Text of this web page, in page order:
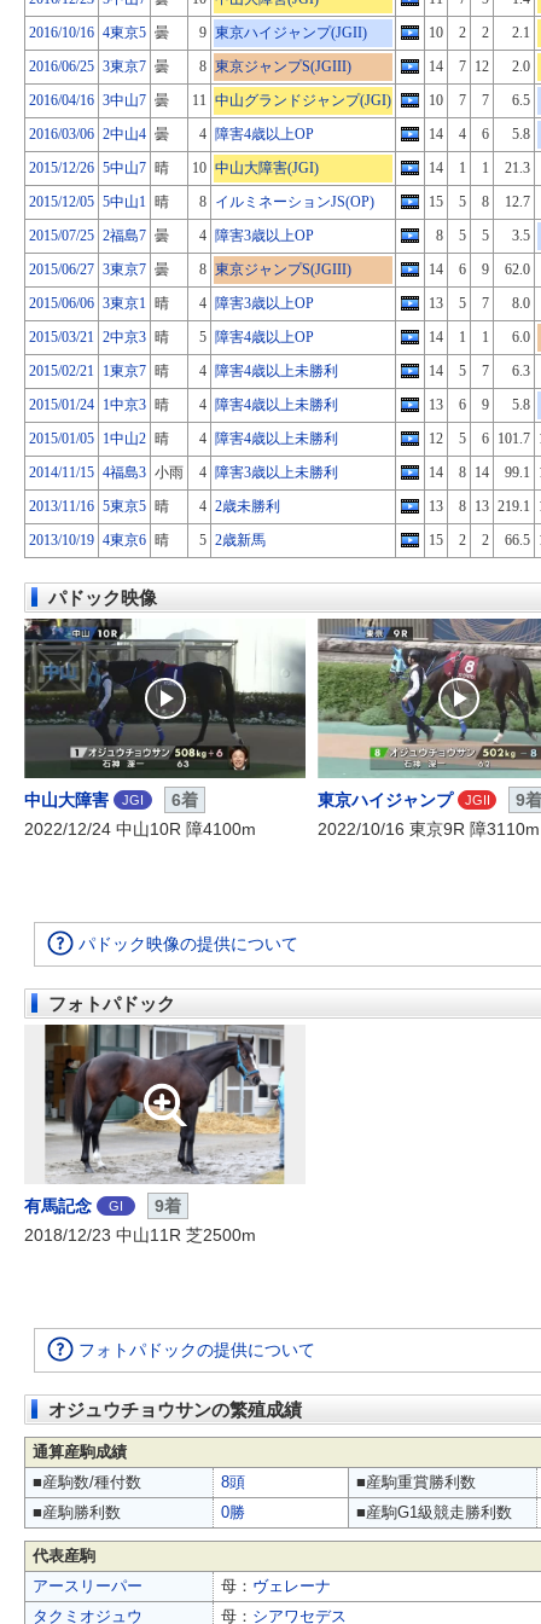
2016/10/16 4東京5 曇 9 東京ハイジャンプ(JGII) 10 2 2
2.1
2016/06/25 3東京7 曇 8 東京ジャンプS(JGIII) 14 7 12
2.0
2016/04/16 3中山7 曇 11 中山グランドジャンプ(JGI) 10 7 7
6.5
2016/03/06 2中山4 曇 4 障害4歳以上OP 14 4 6
5.8
2015/12/26 5中山7 晴 10 中山大障害(JGI) 14 1 1
21.3
2015/12/05 5中山1 晴 8 イルミネーションJS(OP) 15 5 8
12.7
2015/07/25 2福島7 曇 4 障害3歳以上OP 8 5 5
3.5
2015/06/27 3東京7 曇 8 東京ジャンプS(JGIII) 14 6 9
62.0
2015/06/06 3東京1 晴 4 障害3歳以上OP 13 5 7
8.0
2015/03/21 2中京3 晴 5 障害4歳以上OP 14 1 1
6.0
2015/02/21 1東京7 晴 4 障害4歳以上未勝利 14 5 7
6.3
2015/01/24 1中京3 晴 4 障害4歳以上未勝利 13 6 9
5.8
2015/01/05 1中山2 晴 4 障害4歳以上未勝利 12 5 6 101.7
2014/11/15 4福島3 小雨 4 障害3歳以上未勝利 14 8 14 99.1
2013/11/16 5東京5 晴 4 2歳未勝利 13 8 13 219.1
2013/10/19 4東京6 晴 5 2歳新馬 15 2 2 66.5
パドック映像
中山大障害 JGI
6着
2022/12/24 中山10R 障4100m
東京ハイジャンプ JGII
9
2022/10/16 東京9R 障3110m
パドック映像の提供について
フォトパドック
有馬記念 GI
9着
2018/12/23 中山11R 芝2500m
フォトパドックの提供について
オジュウチョウサンの繁殖成績
通算産駒成績
■産駒数/種付数
8頭
■産駒重賞勝利数
■産駒勝利数
0勝 ■産駒G1級競走勝利数
代表産駒
アースリーパー
母： ヴェレーナ
タクミオジュウ
母： シアワセデス